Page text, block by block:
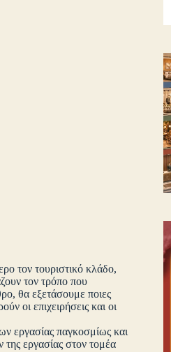
τον τουριστικό κλάδο,
τον τρόπο που
θα εξετάσουμε ποιες
οι επιχειρήσεις και οι
εργασίας παγκοσμίως και
της εργασίας στον τομέα